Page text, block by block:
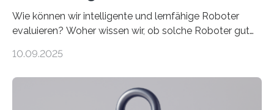
Wie können wir intelligente und lernfähige Roboter
evaluieren? Woher wissen wir, ob solche Roboter gut
sich CAVECORE – ein neues Marie Skłodowska-Curie
koordiniert wird. Ab dem 1. September werden sich
über einen Zeitraum von vier Jahren insgesamt 15
10.09.2025